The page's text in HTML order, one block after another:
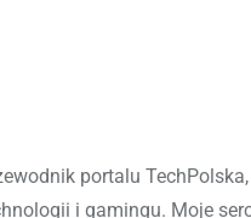
portalu
i gamingu. Moje